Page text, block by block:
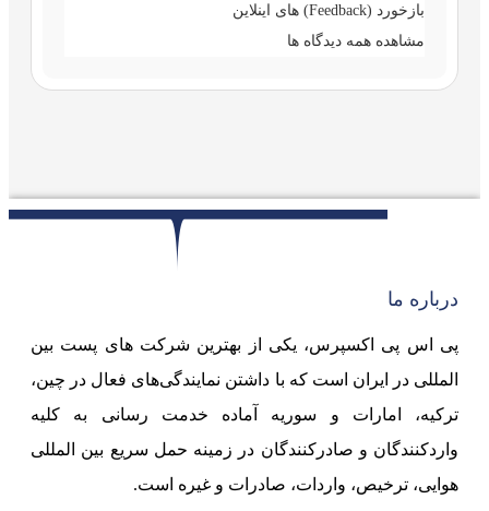
بازخورد (Feedback) های اینلاین
مشاهده همه دیدگاه ها
درباره ما
پی اس پی اکسپرس، یکی از بهترین شرکت های پست بین
المللی در ایران است که با داشتن نمایندگی‌های فعال در چین،
ترکیه، امارات و سوریه آماده خدمت رسانی به کلیه
واردکنندگان و صادرکنندگان در زمینه حمل سریع بین المللی
هوایی، ترخیص، واردات، صادرات و غیره است.